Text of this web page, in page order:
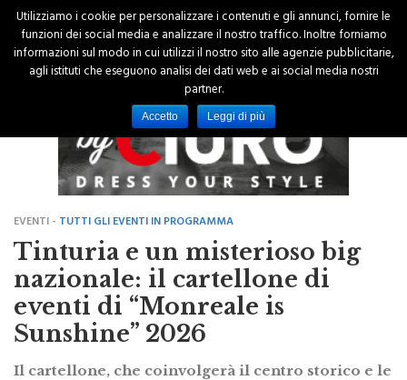
EVENTI - TUTTI GLI EVENTI IN PROGRAMMA
Tinturia e un misterioso big
nazionale: il cartellone di
eventi di “Monreale is
Sunshine” 2026
Il cartellone, che coinvolgerà il centro storico e le
Utilizziamo i cookie per personalizzare i contenuti e gli annunci, fornire le
funzioni dei social media e analizzare il nostro traffico. Inoltre forniamo
informazioni sul modo in cui utilizzi il nostro sito alle agenzie pubblicitarie,
agli istituti che eseguono analisi dei dati web e ai social media nostri
partner.
Accetto Leggi di più